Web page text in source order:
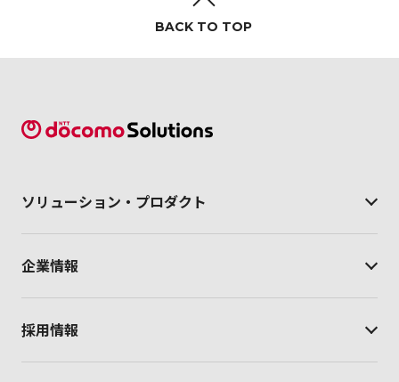
BACK TO TOP
ソリューション・ プロダクト
企業情報
採用情報